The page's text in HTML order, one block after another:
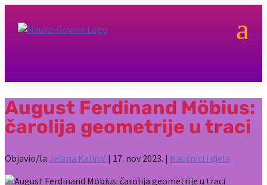
a
August Ferdinand Möbius:
čarolija geometrije u traci
Objavio/la Jelena Kalinić | 17. nov 2023. | Naučnici i djela